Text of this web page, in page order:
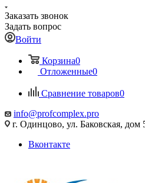
Заказать звонок
Задать вопрос
Войти
Корзина0
Отложенные0
Сравнение товаров0
info@profcomplex.pro
г. Одинцово, ул. Баковская, дом
Вконтакте